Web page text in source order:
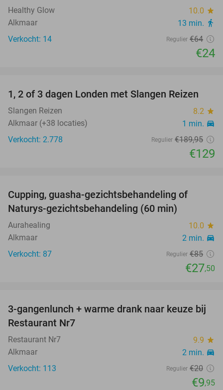
Healthy Glow 10.0 star
Alkmaar 13 min. directions_walk
Verkocht: 14 Regulier €64
€24
32%
1, 2 of 3 dagen Londen met Slangen Reizen
Slangen Reizen 8.2 star
Alkmaar (+38 locaties) 1 min. directions_car
Verkocht: 2.778 Regulier €189,95
€129
Cupping, guasha-gezichtsbehandeling of
Naturys-gezichtsbehandeling (60 min)
Aurahealing 10.0 star
Alkmaar 2 min. directions_car
Verkocht: 87 Regulier €85
€27,50
50%
3-gangenlunch + warme drank naar keuze bij
Restaurant Nr7
Restaurant Nr7 9.9 star
Alkmaar 2 min. directions_car
Verkocht: 113 Regulier €20
€9,95